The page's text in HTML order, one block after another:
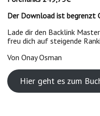
Der Download ist begrenzt
Lade dir den Backlink
freu dich auf steigende
Von Onay Osman
Hier geht es zum